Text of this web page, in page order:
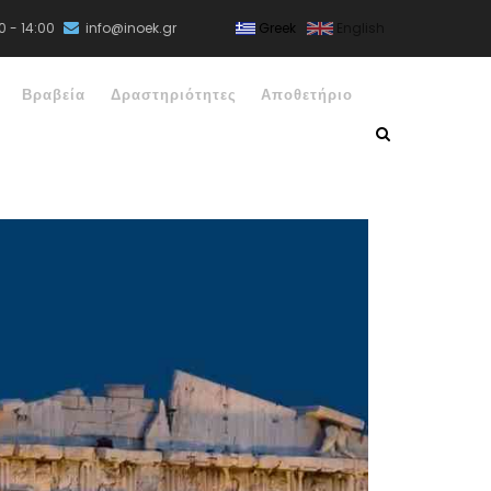
- 14:00 info@inoek.gr English
Greek
Βραβεία Δραστηριότητες Αποθετήριο